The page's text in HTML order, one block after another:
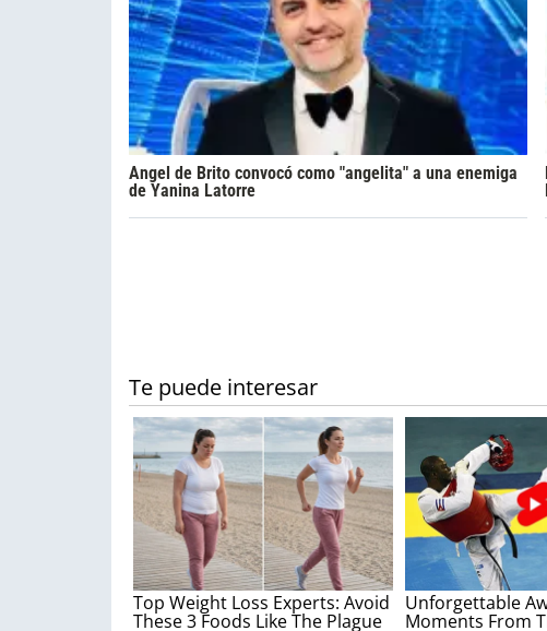
Angel de Brito convocó como "angelita" a una enemiga
de Yanina Latorre